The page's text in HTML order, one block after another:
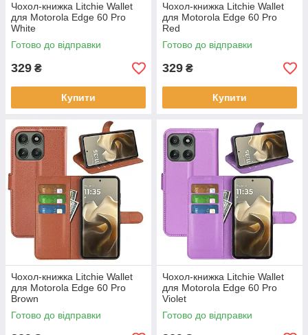
Чохол-книжка Litchie Wallet
для Motorola Edge 60 Pro
White
Готово до відправки
329 ₴
Купити
Чохол-книжка Litchie Wallet
для Motorola Edge 60 Pro
Red
Готово до відправки
329 ₴
Купити
Чохол-книжка Litchie Wallet
для Motorola Edge 60 Pro
Brown
Готово до відправки
Чохол-книжка Litchie Wallet
для Motorola Edge 60 Pro
Violet
Готово до відправки